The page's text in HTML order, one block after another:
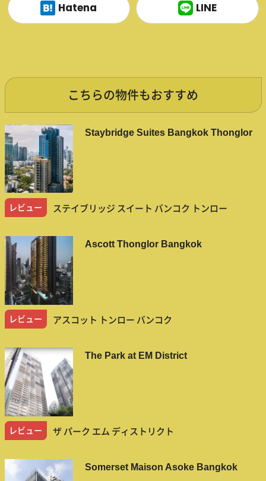
Hatena LINE
こちらの物件もおすすめ
Staybridge Suites Bangkok Thonglor
レビュー ステイブリッジ スイート バンコク トンロー
Ascott Thonglor Bangkok
レビュー アスコット トンロー バンコク
The Park at EM District
レビュー ザ パーク エム ディストリクト
Somerset Maison Asoke Bangkok